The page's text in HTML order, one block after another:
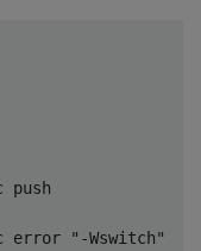
push
error
"-Wswitch"